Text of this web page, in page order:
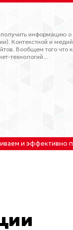
информацию о
Контекстной и
Вообщем того что
технологий...
и эффективно